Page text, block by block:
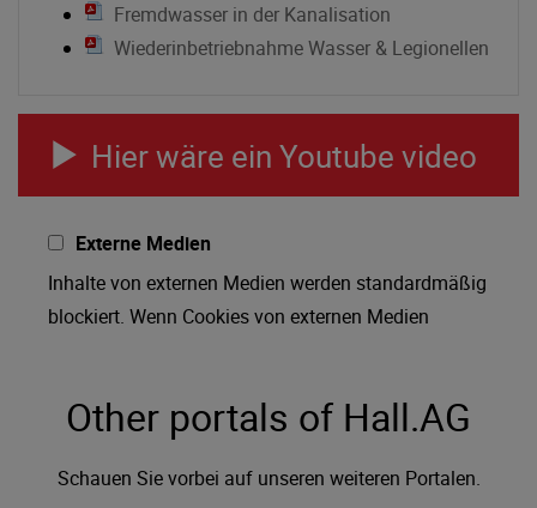
Fremdwasser in der Kanalisation
Wiederinbetriebnahme Wasser & Legionellen
Hier wäre ein Youtube video
Externe Medien
Inhalte von externen Medien werden standardmäßig
blockiert. Wenn Cookies von externen Medien
Other portals of Hall.AG
Schauen Sie vorbei auf unseren weiteren Portalen.